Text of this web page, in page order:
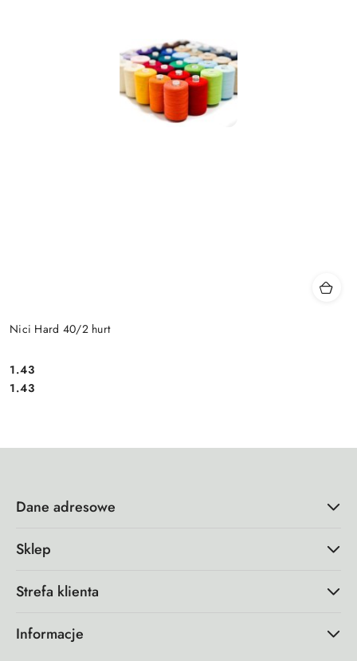
Nici Hard 40/2 hurt
Cena:
1.43
Cena:
1.43
Dane adresowe
Sklep
Strefa klienta
Informacje